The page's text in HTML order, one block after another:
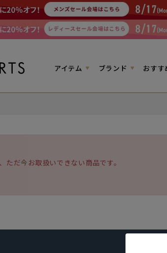
アイテム ブランド おすす
ただ今お取扱いできない商品です。